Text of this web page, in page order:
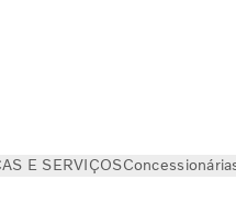
E SERVIÇOS